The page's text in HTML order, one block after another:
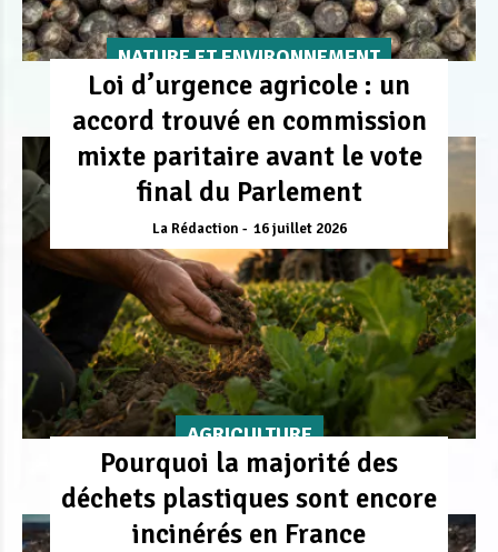
NATURE ET ENVIRONNEMENT
Loi d’urgence agricole : un
accord trouvé en commission
mixte paritaire avant le vote
final du Parlement
La Rédaction 16 juillet 2026
AGRICULTURE
Pourquoi la majorité des
déchets plastiques sont encore
incinérés en France